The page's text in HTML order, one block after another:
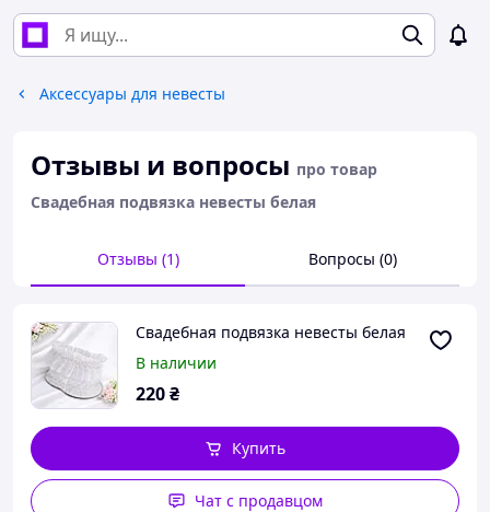
Аксессуары для невесты
Отзывы и вопросы про товар
Свадебная подвязка невесты белая
Отзывы (1) Вопросы (0)
Свадебная подвязка невесты белая
В наличии
220₴
Купить
Чат с продавцом